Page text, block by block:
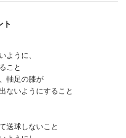
ト
ように、
こと
軸足の膝が
ないようにすること
送球しないこと